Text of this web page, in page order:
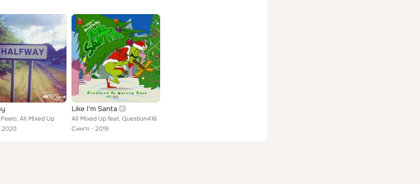
All Mixed Up
2020
Like I'm Santa
All Mixed Up feat. Question416
Сингл
2019